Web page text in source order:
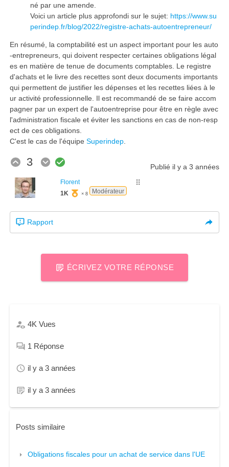
né par une amende.
Voici un article plus approfondi sur le sujet: https://www.su
perindep.fr/blog/2022/registre-achats-autoentrepreneur/
En résumé, la comptabilité est un aspect important pour les auto
-entrepreneurs, qui doivent respecter certaines obligations légal
es en matière de tenue de documents comptables. Le registre
d'achats et le livre des recettes sont deux documents importants
qui permettent de justifier les dépenses et les recettes liées à le
ur activité professionnelle. Il est recommandé de se faire accom
pagner par un expert de l'autoentreprise pour être en règle avec
l'administration fiscale et éviter les sanctions en cas de non-resp
ect de ces obligations.
C'est le cas de l'équipeSuperindep
3 Publié il y a 3 années
⠿
Florent
1K
× 8 Modérateur
Rapport
ÉCRIVEZ VOTRE RÉPONSE
4K Vues
1 Réponse
il y a 3 années
il y a 3 années
Posts similaire
Obligations fiscales pour un achat de service dans l'UE